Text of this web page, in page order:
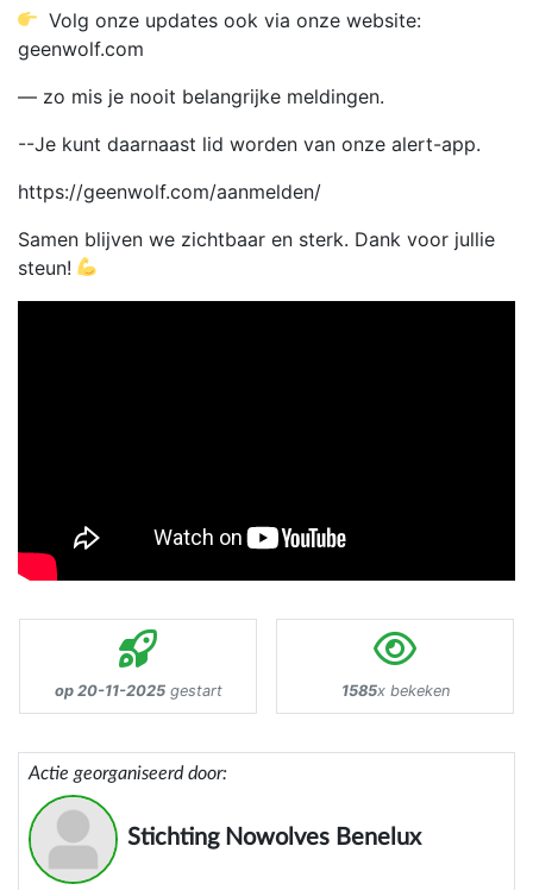
Volg onze updates ook via onze website:
geenwolf.com
— zo mis je nooit belangrijke meldingen.
--Je kunt daarnaast lid worden van onze alert-app.
https://geenwolf.com/aanmelden/
Samen blijven we zichtbaar en sterk. Dank voor jullie
steun!
op 20-11-2025gestart 1585x bekeken
Actie georganiseerd door:
Stichting Nowolves Benelux